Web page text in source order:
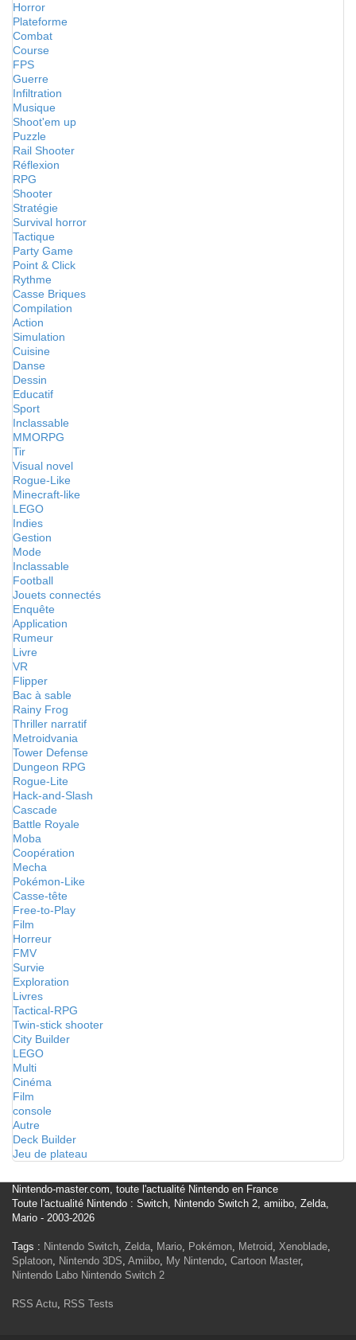
Horror
Plateforme
Combat
Course
FPS
Guerre
Infiltration
Musique
Shoot'em up
Puzzle
Rail Shooter
Réflexion
RPG
Shooter
Stratégie
Survival horror
Tactique
Party Game
Point & Click
Rythme
Casse Briques
Compilation
Action
Simulation
Cuisine
Danse
Dessin
Educatif
Sport
Inclassable
MMORPG
Tir
Visual novel
Rogue-Like
Minecraft-like
LEGO
Indies
Gestion
Mode
Inclassable
Football
Jouets connectés
Enquête
Application
Rumeur
Livre
VR
Flipper
Bac à sable
Rainy Frog
Thriller narratif
Metroidvania
Tower Defense
Dungeon RPG
Rogue-Lite
Hack-and-Slash
Cascade
Battle Royale
Moba
Coopération
Mecha
Pokémon-Like
Casse-tête
Free-to-Play
Film
Horreur
FMV
Survie
Exploration
Livres
Tactical-RPG
Twin-stick shooter
City Builder
LEGO
Multi
Cinéma
Film
console
Autre
Deck Builder
Jeu de plateau
Nintendo-master.com, toute l'actualité Nintendo en France
Toute l'actualité Nintendo : Switch, Nintendo Switch 2, amiibo, Zelda,
Mario - 2003-2026
Tags : Nintendo Switch, Zelda, Mario, Pokémon, Metroid, Xenoblade,
Splatoon, Nintendo 3DS, Amiibo, My Nintendo, Cartoon Master,
Nintendo Labo Nintendo Switch 2
RSS Actu, RSS Tests